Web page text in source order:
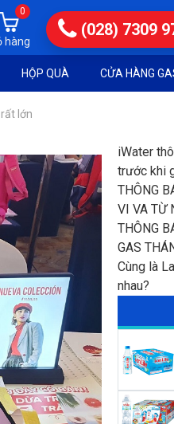
0
(028) 7309
HỘP QUÀ CỬA HÀNG
lớn
iWater
trước khi
THÔNG
VI VA TỪ
THÔNG
GAS
Cùng là
nhau?